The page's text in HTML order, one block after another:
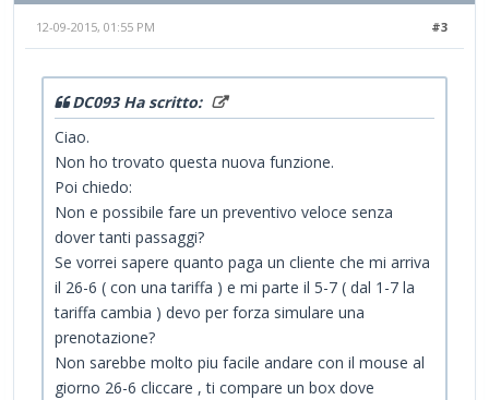
#3
12-09-2015, 01:55 PM
DC093 Ha scritto:
Ciao.
Non ho trovato questa nuova funzione.
Poi chiedo:
Non e possibile fare un preventivo veloce senza
dover tanti passaggi?
Se vorrei sapere quanto paga un cliente che mi arriva
il 26-6 ( con una tariffa ) e mi parte il 5-7 ( dal 1-7 la
tariffa cambia ) devo per forza simulare una
prenotazione?
Non sarebbe molto piu facile andare con il mouse al
giorno 26-6 cliccare , ti compare un box dove